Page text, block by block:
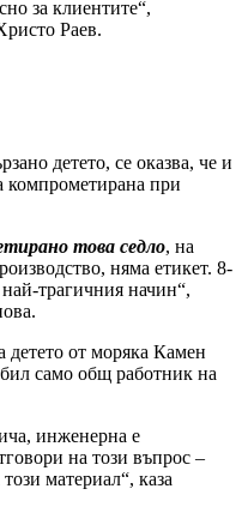
за клиентите“,
Раев.
детето, се оказва, че и
компрометирана при
това седло, на
няма етикет. 8-
трагичния начин“,
детето от моряка Камен
само общ работник на
инженерна е
на този въпрос –
материал“, каза